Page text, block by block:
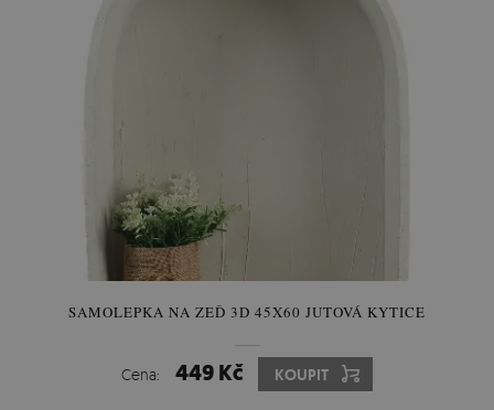
SAMOLEPKA NA ZEĎ 3D 45X60 JUTOVÁ KYTICE
Cena: 449 Kč KOUPIT